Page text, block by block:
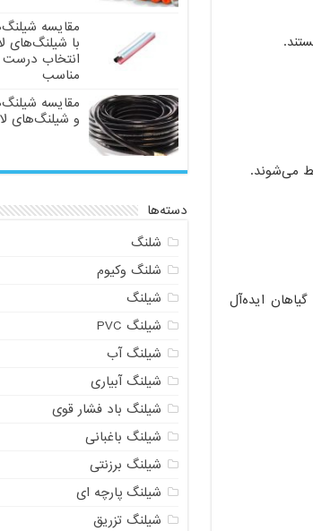
ایده‌آل
مقایسه
با شیلنگ‌های
انتخاب درست
مناسب
مقایسه
و شیلنگ‌های
دسته‌ها
شلنگ
شلنگ وکیوم
شیلنگ
شیلنگ PVC
شیلنگ آب
شیلنگ آبیاری
شیلنگ باد فشار قوی
شیلنگ باغبانی
شیلنگ برزنتی
شیلنگ پارچه‌ ای
شیلنگ تزریق